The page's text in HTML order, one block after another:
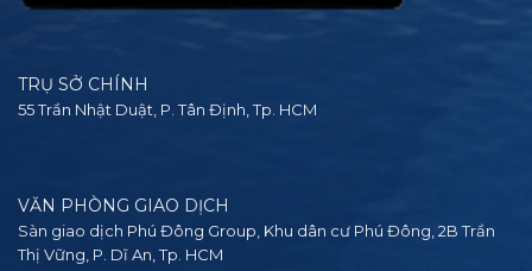
TRỤ SỞ CHÍNH
55 Trần Nhật Duật, P. Tân Định, Tp. HCM
VĂN PHÒNG GIAO DỊCH
Sàn giao dịch Phú Đông Group, Khu dân cư Phú Đông, 2B Trần
Thị Vững, P. Dĩ An, Tp. HCM